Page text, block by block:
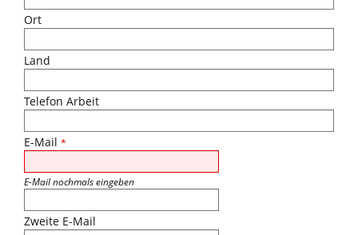
Ort
Land
Telefon Arbeit
E-Mail *
E-Mail nochmals eingeben
Zweite E-Mail